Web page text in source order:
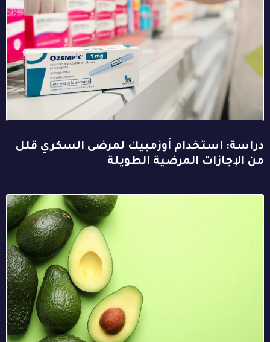
دراسة: استخدام أوزمبيك لمرضى السكري قلل
من الإجازات المرضية الطويلة